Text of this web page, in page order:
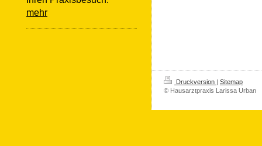
mehr
Druckversion | Sitemap
© Hausarztpraxis Larissa Urban